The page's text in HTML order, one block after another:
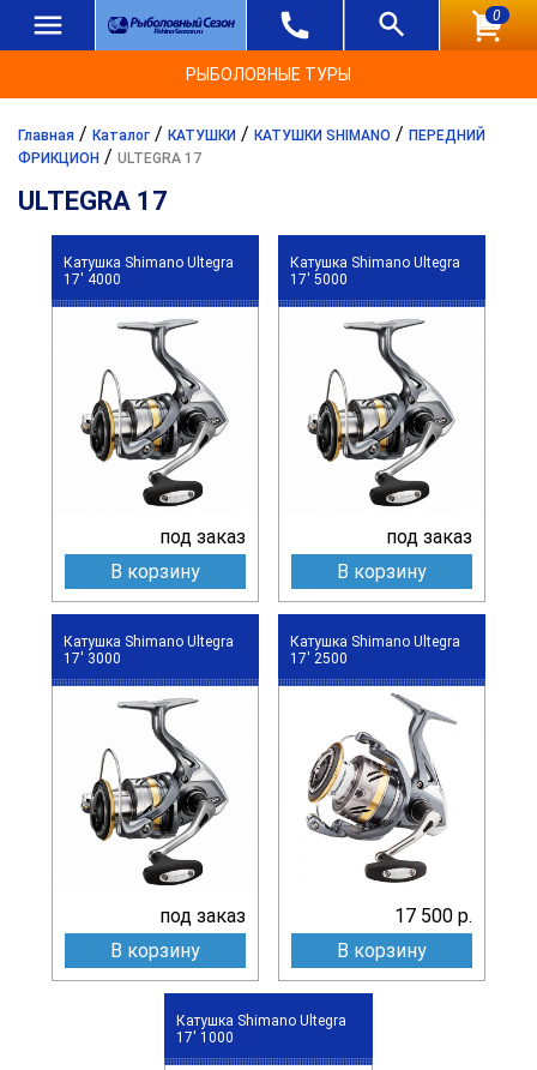
0
РЫБОЛОВНЫЕ ТУРЫ
Главная / Каталог / КАТУШКИ / КАТУШКИ SHIMANO / ПЕРЕДНИЙ
ФРИКЦИОН / ULTEGRA 17
ULTEGRA 17
Катушка Shimano Ultegra
17' 4000
под заказ
В корзину
Катушка Shimano Ultegra
17' 5000
под заказ
В корзину
Катушка Shimano Ultegra
17' 3000
под заказ
В корзину
Катушка Shimano Ultegra
17' 2500
17 500 р.
В корзину
Катушка Shimano Ultegra
17' 1000